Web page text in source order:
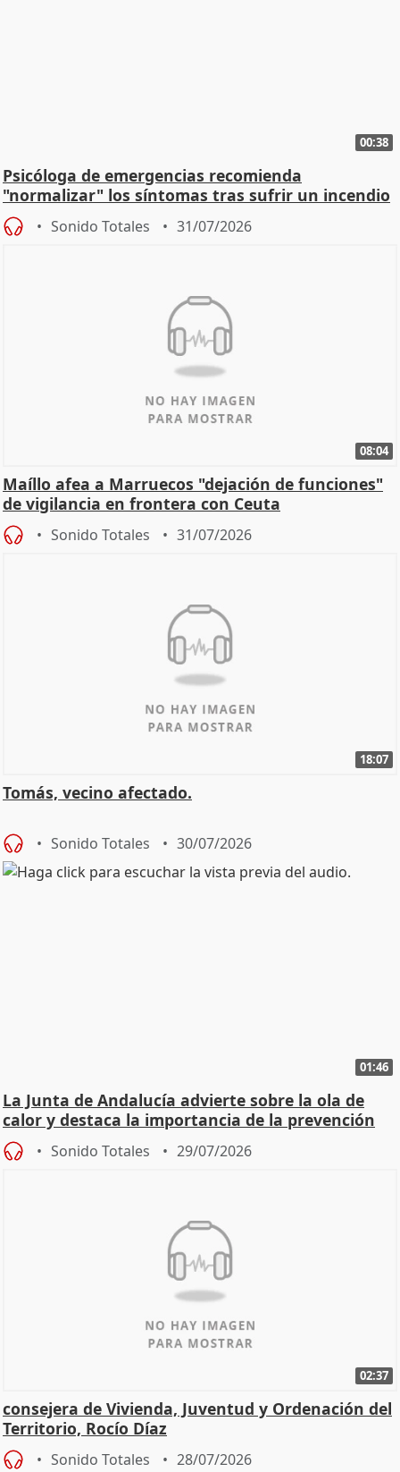
00:38
Psicóloga de emergencias recomienda
"normalizar" los síntomas tras sufrir un incendio
Sonido Totales 31/07/2026
08:04
Maíllo afea a Marruecos "dejación de funciones"
de vigilancia en frontera con Ceuta
Sonido Totales 31/07/2026
18:07
Tomás, vecino afectado.
Sonido Totales 30/07/2026
01:46
La Junta de Andalucía advierte sobre la ola de
calor y destaca la importancia de la prevención
Sonido Totales 29/07/2026
02:37
consejera de Vivienda, Juventud y Ordenación del
Territorio, Rocío Díaz
Sonido Totales 28/07/2026